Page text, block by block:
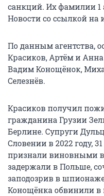
санкций. Их фамилии 1
Новости со ссылкой на
По данным агентства,
Красиков, Артём и
Вадим Конощёнок,
Селезнёв.
Красиков получил
гражданина Грузии
Берлине. Супруги
Словении в 2022 году,
признали виновными
задержали в Польше,
заподозрив в
Конощёнка обвинили в